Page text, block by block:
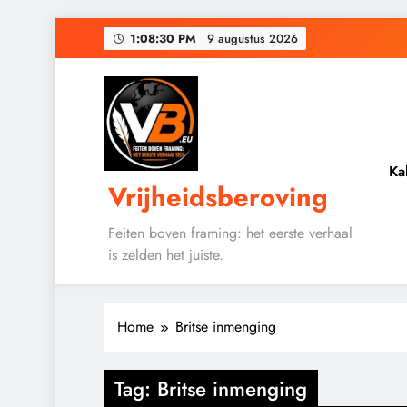
1:08:30 PM 9 augustus 2026
De medicatie die
Vrijheidsberoving
Feiten boven framing: het eerste verhaal
is zelden het juiste.
Home Britse inmenging
Tag: Britse inmenging
GEOPOLITIEK
KALENDER 2030